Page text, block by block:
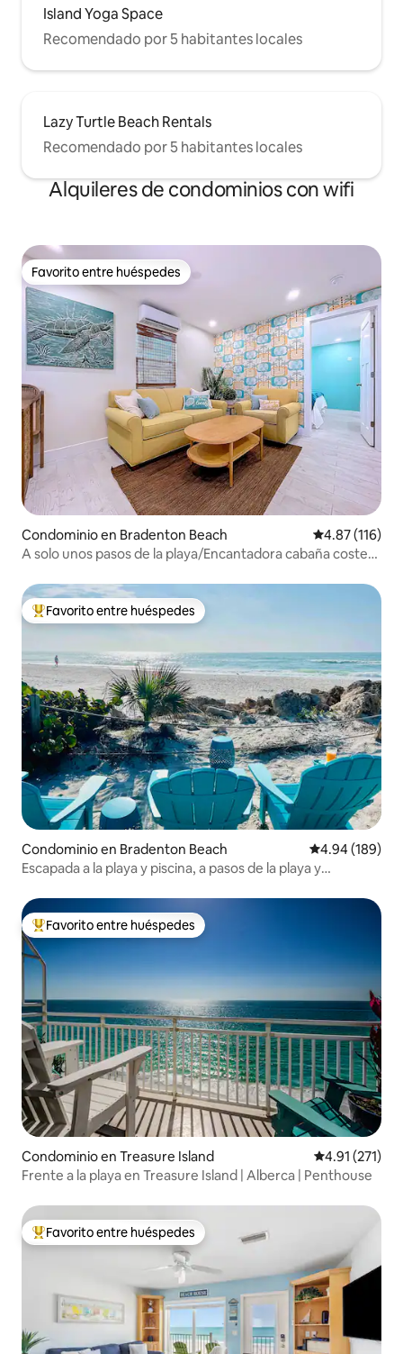
Island Yoga Space
Recomendado por 5 habitantes locales
Lazy Turtle Beach Rentals
Recomendado por 5 habitantes locales
Alquileres de condominios con wifi
Favorito entre huéspedes
Favorito entre huéspedes
Condominio en Bradenton Beach Calificación
4.87 (116)
A solo unos pasos de la playa/Encantadora cabaña costera
De los mejores en Favorito entre huéspedes
Favorito entre huéspedes
Condominio en Bradenton Beach Calificación
4.94 (189)
Escapada a la playa y piscina, a pasos de la playa y
De los mejores en Favorito entre huéspedes
Favorito entre huéspedes
Condominio en Treasure Island Calificación
4.91 (271)
Frente a la playa en Treasure Island | Alberca | Penthouse
De los mejores en Favorito entre huéspedes
Favorito entre huéspedes